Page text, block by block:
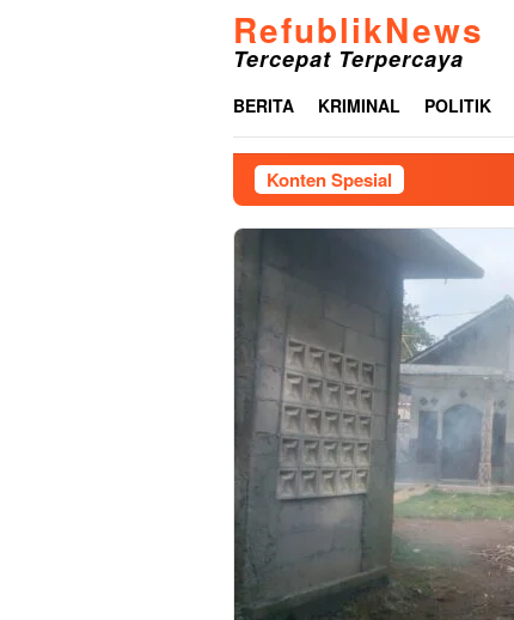
RefublikNews
Tercepat Terpercaya
BERITA KRIMINAL POLITIK
Konten Spesial